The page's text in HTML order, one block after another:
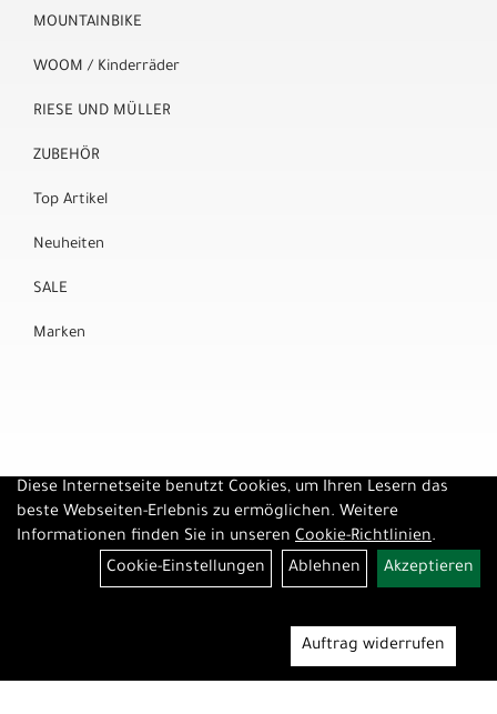
MOUNTAINBIKE
WOOM / Kinderräder
RIESE UND MÜLLER
ZUBEHÖR
Top Artikel
Neuheiten
SALE
Marken
Diese Internetseite benutzt Cookies, um Ihren Lesern das
beste Webseiten-Erlebnis zu ermöglichen. Weitere
Informationen finden Sie in unseren Cookie-Richtlinien.
Cookie-Einstellungen
Ablehnen Akzeptieren
Auftrag widerrufen